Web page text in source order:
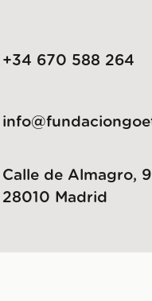
+34 670 588 264
Calle de Almagro, 9
28010 Madrid